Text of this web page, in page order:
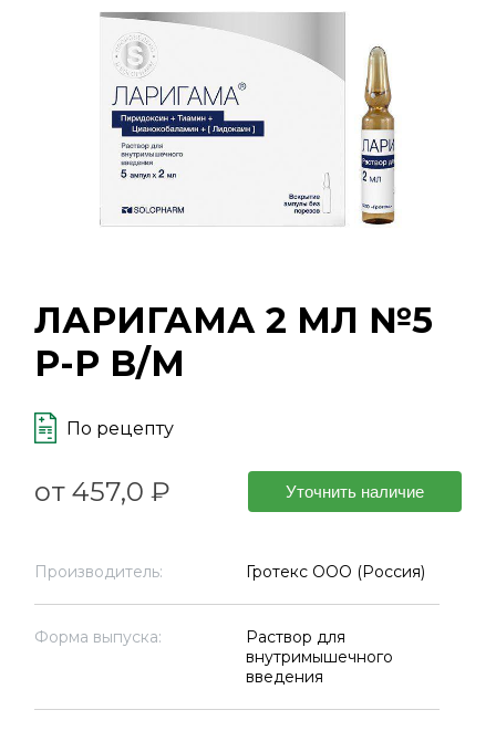
ЛАРИГАМА 2 МЛ №5
Р-Р В/М
По рецепту
от 457,0 ₽ Уточнить наличие
Производитель: Гротекс ООО (Россия)
Форма выпуска:
Раствор для
внутримышечного
введения